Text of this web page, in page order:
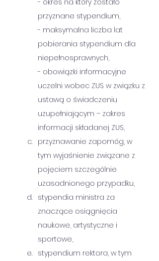
- okres na który zostało
przyznane stypendium,
- maksymalna liczba lat
pobierania stypendium dla
niepełnosprawnych,
- obowiązki informacyjne
uczelni wobec ZUS w związku z
ustawą o świadczeniu
uzupełniającym – zakres
informacji składanej ZUS,
przyznawanie zapomóg, w
tym wyjaśnienie związane z
pojęciem szczególnie
uzasadnionego przypadku,
stypendia ministra za
znaczące osiągnięcia
naukowe, artystyczne i
sportowe,
stypendium rektora, w tym